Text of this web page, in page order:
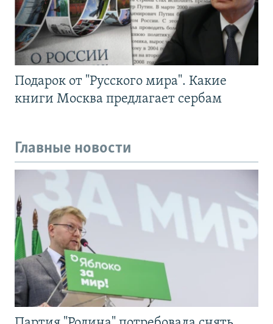
Подарок от "Русского мира". Какие
книги Москва предлагает сербам
Главные новости